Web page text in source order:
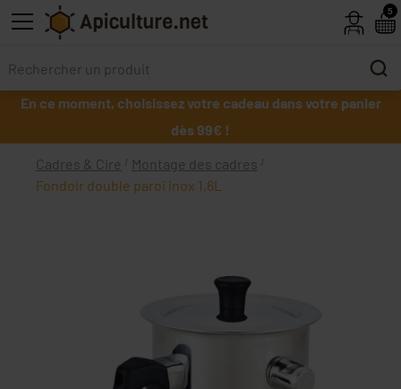
Skip to main content
En ce moment, choisissez votre cadeau dans votre panier
dès 99€ !
Cadres & Cire
Montage des cadres
Fondoir double paroi inox 1,6L
5